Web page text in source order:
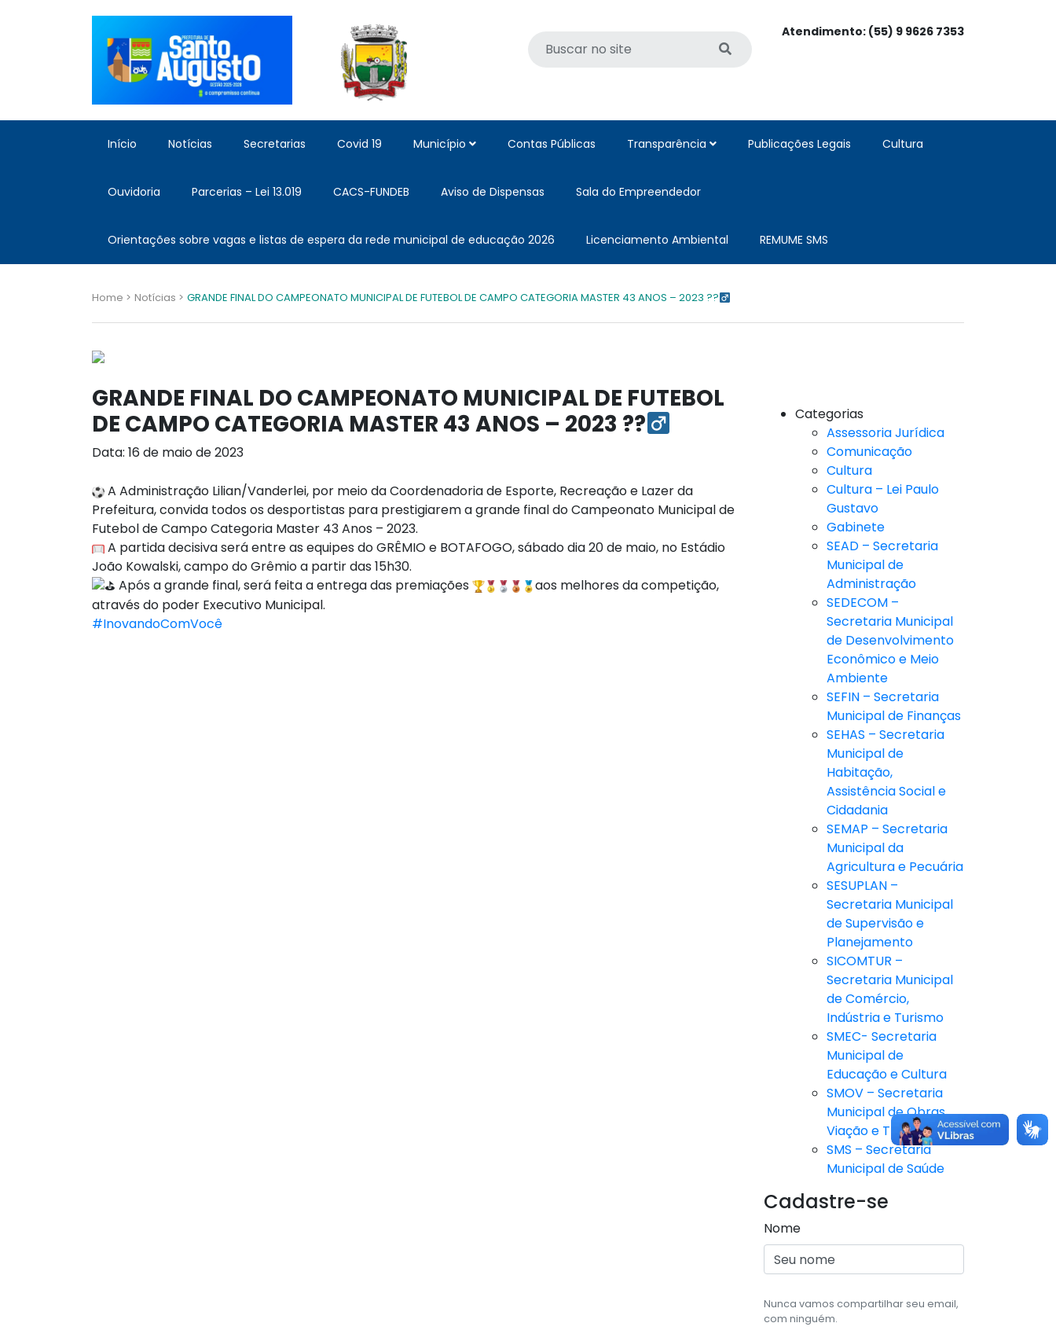
Atendimento: (55) 9 9626 7353
Início Notícias Secretarias Covid 19 Município Contas Públicas Transparência Publicações Legais Cultura
Ouvidoria Parcerias – Lei 13.019 CACS-FUNDEB Aviso de Dispensas Sala do Empreendedor
Orientações sobre vagas e listas de espera da rede municipal de educação 2026 Licenciamento Ambiental REMUME SMS
Home > Notícias > GRANDE FINAL DO CAMPEONATO MUNICIPAL DE FUTEBOL DE CAMPO CATEGORIA MASTER 43 ANOS – 2023 ??‍
GRANDE FINAL DO CAMPEONATO MUNICIPAL DE FUTEBOL
DE CAMPO CATEGORIA MASTER 43 ANOS – 2023 ??‍
Data: 16 de maio de 2023
A Administração Lilian/Vanderlei, por meio da Coordenadoria de Esporte, Recreação e Lazer da
Prefeitura, convida todos os desportistas para prestigiarem a grande final do Campeonato Municipal de
Futebol de Campo Categoria Master 43 Anos – 2023.
A partida decisiva será entre as equipes do GRÊMIO e BOTAFOGO, sábado dia 20 de maio, no Estádio
João Kowalski, campo do Grêmio a partir das 15h30.
Após a grande final, será feita a entrega das premiações
aos melhores da competição,
através do poder Executivo Municipal.
#InovandoComVocê
Categorias
Assessoria Jurídica
Comunicação
Cultura
Cultura – Lei Paulo
Gustavo
Gabinete
SEAD – Secretaria
Municipal de
Administração
SEDECOM –
Secretaria Municipal
de Desenvolvimento
Econômico e Meio
Ambiente
SEFIN – Secretaria
Municipal de Finanças
SEHAS – Secretaria
Municipal de
Habitação,
Assistência Social e
Cidadania
SEMAP – Secretaria
Municipal da
Agricultura e Pecuária
SESUPLAN –
Secretaria Municipal
de Supervisão e
Planejamento
SICOMTUR –
Secretaria Municipal
de Comércio,
Indústria e Turismo
SMEC- Secretaria
Municipal de
Educação e Cultura
SMOV – Secretaria
Municipal de Obras,
Viação e Trânsito
SMS – Secretaria
Municipal de Saúde
Cadastre-se
Nome
Nunca vamos compartilhar seu email,
com ninguém.